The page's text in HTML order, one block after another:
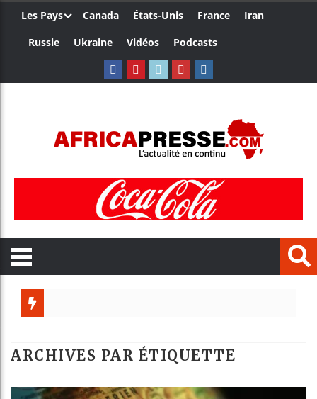
Les Pays Canada États-Unis France
Iran
Russie
Ukraine Vidéos Podcasts
ARCHIVES PAR ÉTIQUETTE